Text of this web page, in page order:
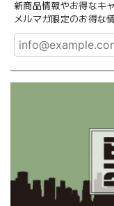
新商品情報やお得なキ
メルマガ限定のお得な